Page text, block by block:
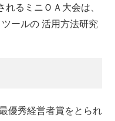
るミニＯＡ大会は、
ールの 活用方法研究
優秀経営者賞をとられ